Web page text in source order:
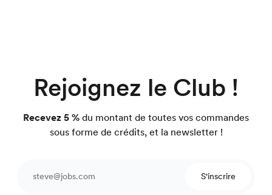
Rejoignez le Club !
Recevez 5 % du montant de toutes vos commandes
sous forme de crédits, et la newsletter !
S'inscrire